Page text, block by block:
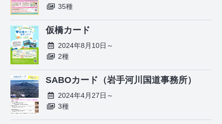
35種
仮橋カード
2024年8月10日～
2種
SABOカード（岩手河川国道事務所）
2024年4月27日～
3種